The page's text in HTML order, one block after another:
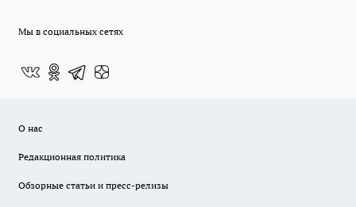
Мы в социальных сетях
О нас
Редакционная политика
Обзорные статьи и пресс-релизы